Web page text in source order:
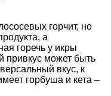
горчит, но
а
горечь у икры
привкус может быть
вкус, к
горбуша и кета –